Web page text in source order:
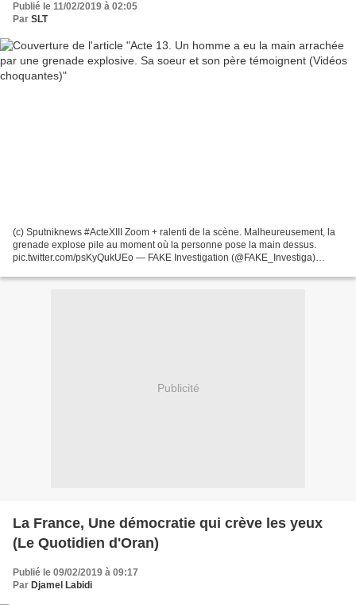
Publié le 11/02/2019 à 02:05
Par SLT
(c) Sputniknews #ActeXIII Zoom + ralenti de la scène. Malheureusement, la
grenade explose pile au moment où la personne pose la main dessus.
pic.twitter.com/psKyQukUEo — FAKE Investigation (@FAKE_Investiga)
Publicité
La France, Une démocratie qui crève les yeux
(Le Quotidien d'Oran)
Publié le 09/02/2019 à 09:17
Par Djamel Labidi